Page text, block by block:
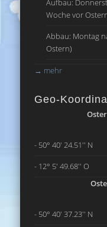
Aufbau:
Woche vor
Abbau: Montag
Ostern)
→ mehr
Geo-
- 50° 40' 24.51'' N
- 12° 5' 49.68'' O
- 50° 40' 37.23'' N